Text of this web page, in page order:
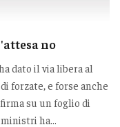
no
dato il via libera al
forzate, e forse anche
su un foglio di
ha...